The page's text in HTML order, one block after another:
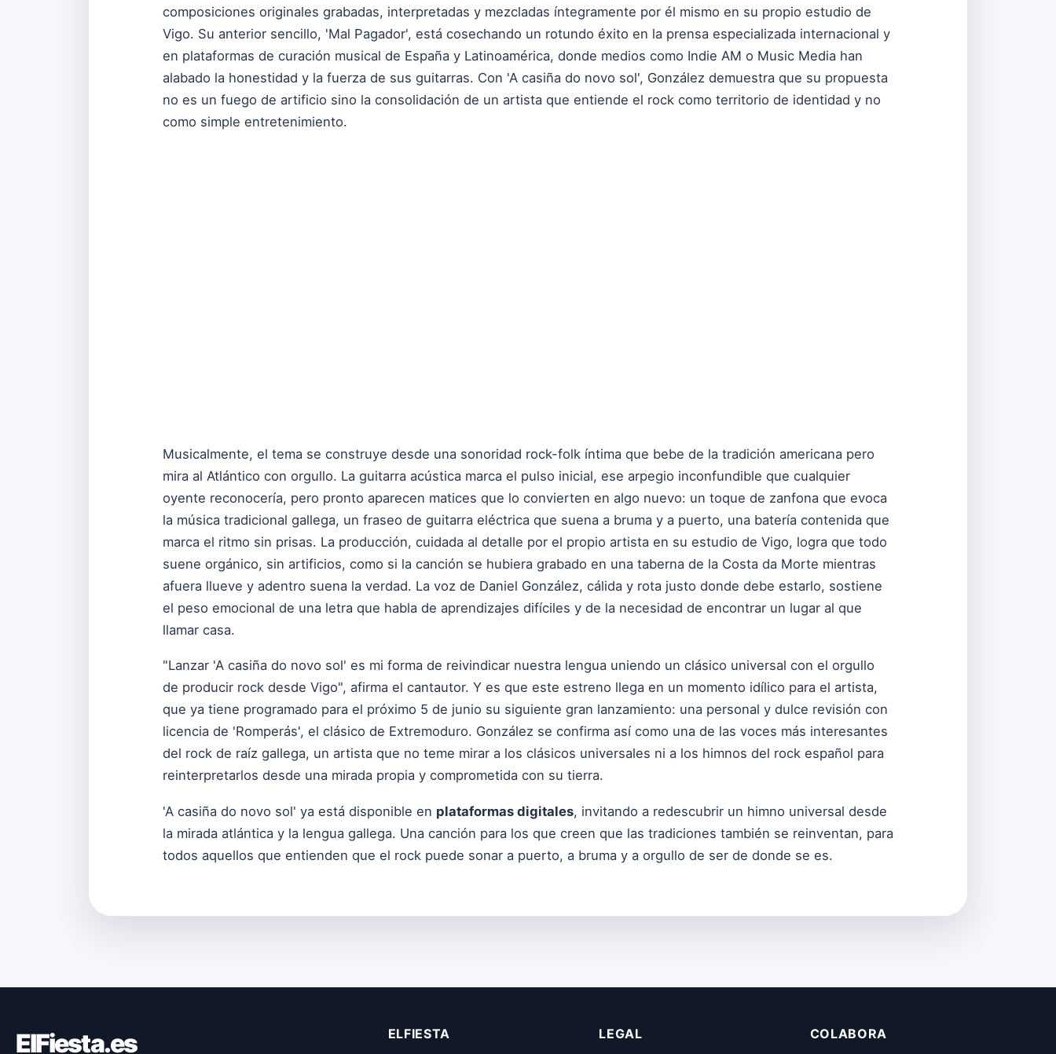
composiciones originales grabadas, interpretadas y mezcladas íntegramente por él mismo en su propio estudio de
Vigo. Su anterior sencillo, 'Mal Pagador', está cosechando un rotundo éxito en la prensa especializada internacional y
en plataformas de curación musical de España y Latinoamérica, donde medios como Indie AM o Music Media han
alabado la honestidad y la fuerza de sus guitarras. Con 'A casiña do novo sol', González demuestra que su propuesta
no es un fuego de artificio sino la consolidación de un artista que entiende el rock como territorio de identidad y no
como simple entretenimiento.
Musicalmente, el tema se construye desde una sonoridad rock-folk íntima que bebe de la tradición americana pero
mira al Atlántico con orgullo. La guitarra acústica marca el pulso inicial, ese arpegio inconfundible que cualquier
oyente reconocería, pero pronto aparecen matices que lo convierten en algo nuevo: un toque de zanfona que evoca
la música tradicional gallega, un fraseo de guitarra eléctrica que suena a bruma y a puerto, una batería contenida que
marca el ritmo sin prisas. La producción, cuidada al detalle por el propio artista en su estudio de Vigo, logra que todo
suene orgánico, sin artificios, como si la canción se hubiera grabado en una taberna de la Costa da Morte mientras
afuera llueve y adentro suena la verdad. La voz de Daniel González, cálida y rota justo donde debe estarlo, sostiene
el peso emocional de una letra que habla de aprendizajes difíciles y de la necesidad de encontrar un lugar al que
llamar casa.
"Lanzar 'A casiña do novo sol' es mi forma de reivindicar nuestra lengua uniendo un clásico universal con el orgullo
de producir rock desde Vigo", afirma el cantautor. Y es que este estreno llega en un momento idílico para el artista,
que ya tiene programado para el próximo 5 de junio su siguiente gran lanzamiento: una personal y dulce revisión con
licencia de 'Romperás', el clásico de Extremoduro. González se confirma así como una de las voces más interesantes
del rock de raíz gallega, un artista que no teme mirar a los clásicos universales ni a los himnos del rock español para
reinterpretarlos desde una mirada propia y comprometida con su tierra.
'A casiña do novo sol' ya está disponible en plataformas digitales, invitando a redescubrir un himno universal desde
la mirada atlántica y la lengua gallega. Una canción para los que creen que las tradiciones también se reinventan, para
todos aquellos que entienden que el rock puede sonar a puerto, a bruma y a orgullo de ser de donde se es.
ElFiesta.es ELFIESTA LEGAL COLABORA